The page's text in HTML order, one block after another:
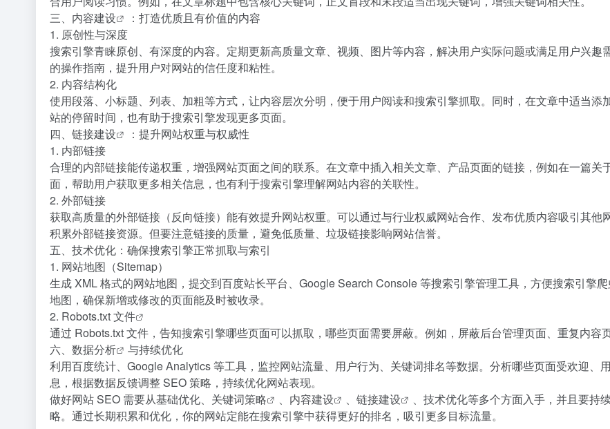
三、 内容建设
：打造优质且有价值的内容
1. 原创性与深度
搜索引擎青睐原创、有深度的内容。定期更新高质量文章、视频、图片等内容，解决用户实际问题或满足用户兴
的操作指南，提升用户对网站的信任度和粘性。
2. 内容结构化
使用段落、小标题、列表、加粗等方式，让内容层次分明，便于用户阅读和搜索引擎抓取。同时，在文章中适当
站的停留时间，也有助于搜索引擎发现更多页面。
四、 链接建设
：提升网站权重与权威性
1. 内部链接
合理的内部链接能传递权重，增强网站页面之间的联系。在文章中插入相关文章、产品页面的链接，例如在一篇关
面，帮助用户获取更多相关信息，也有利于搜索引擎理解网站内容的关联性。
2. 外部链接
获取高质量的外部链接（反向链接）能有效提升网站权重。可以通过与行业权威网站合作、发布优质内容吸引其他
积累外部链接资源。但要注意链接的质量，避免低质量、垃圾链接影响网站信誉。
五、技术优化：确保搜索引擎正常抓取与索引
1. 网站地图（Sitemap）
生成 XML 格式的网站地图，提交到百度站长平台、Google Search Console 等搜索引擎管理工具，方便搜索引擎
地图，确保新增或修改的页面能及时被收录。
2. Robots.txt 文件
通过 Robots.txt 文件，告知搜索引擎哪些页面可以抓取，哪些页面需要屏蔽。例如，屏蔽后台管理页面、重复内容
六、 数据分析
与持续优化
利用百度统计、Google Analytics 等工具，监控网站流量、用户行为、关键词排名等数据。分析哪些页面受欢迎、
息，根据数据反馈调整 SEO 策略，持续优化网站表现。
做好网站 SEO 需要从基础优化、 关键词策略 、 内容建设 、 链接建设
、技术优化等多个方面入手，并且要持
略。通过长期积累和优化，你的网站定能在搜索引擎中获得更好的排名，吸引更多目标流量。